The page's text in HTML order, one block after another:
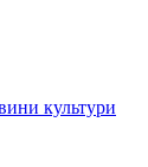
культури